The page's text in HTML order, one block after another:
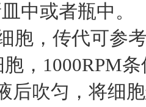
中或者瓶中。
胞，传代可参
，1000RPM
后吹匀，将细